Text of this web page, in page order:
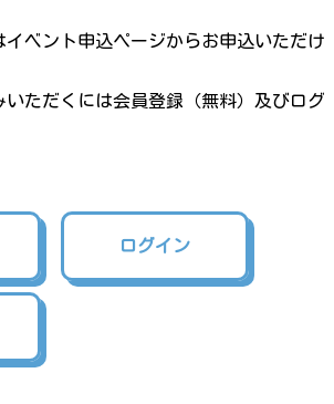
ベント申込ページからお申込いただけ
いただくには会員登録（無料）及びログ
ログイン